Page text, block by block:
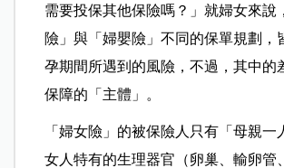
需要投保其他保險嗎？」就婦女來說
險」與「婦嬰險」不同的保單規劃，
孕期間所遇到的風險，不過，其中的
保障的「主體」。
「婦女險」的被保險人只有「母親一
女人特有的生理器官（卵巢、輸卵管